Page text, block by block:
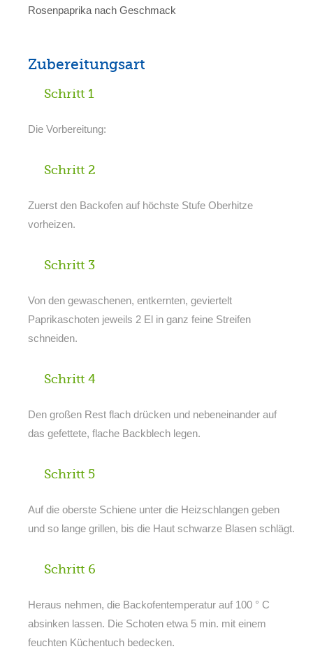
Rosenpaprika nach Geschmack
Zubereitungsart
Schritt 1
Die Vorbereitung:
Schritt 2
Zuerst den Backofen auf höchste Stufe Oberhitze
vorheizen.
Schritt 3
Von den gewaschenen, entkernten, geviertelt
Paprikaschoten jeweils 2 El in ganz feine Streifen
schneiden.
Schritt 4
Den großen Rest flach drücken und nebeneinander auf
das gefettete, flache Backblech legen.
Schritt 5
Auf die oberste Schiene unter die Heizschlangen geben
und so lange grillen, bis die Haut schwarze Blasen schlägt.
Schritt 6
Heraus nehmen, die Backofentemperatur auf 100 ° C
absinken lassen. Die Schoten etwa 5 min. mit einem
feuchten Küchentuch bedecken.